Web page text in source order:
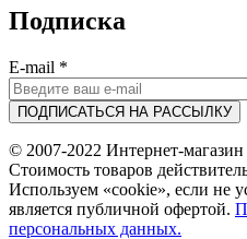
Подписка
E-mail *
© 2007-2022 Интернет-
Стоимость товаров
Используем «cookie», если не
является публичной офертой.
персональных данных.